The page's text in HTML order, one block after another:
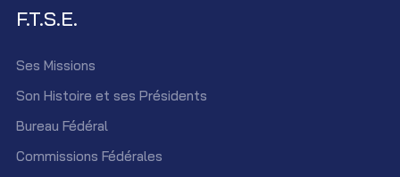
F.T.S.E.
Ses Missions
Son Histoire et ses Présidents
Bureau Fédéral
Commissions Fédérales